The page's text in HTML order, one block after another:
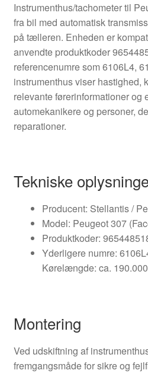
Instrumenthus/tachometer til
fra bil med automatisk
på tælleren. Enheden er
anvendte produktkoder
referencenumre som 6106L4,
instrumenthus viser hastighed,
relevante førerinformationer og
automekanikere og personer,
reparationer.
Tekniske
Producent: Stellantis /
Model: Peugeot 307
Produktkoder:
Yderligere numre:
Kørelængde: ca.
Montering
Ved udskiftning af
fremgangsmåde for sikre og